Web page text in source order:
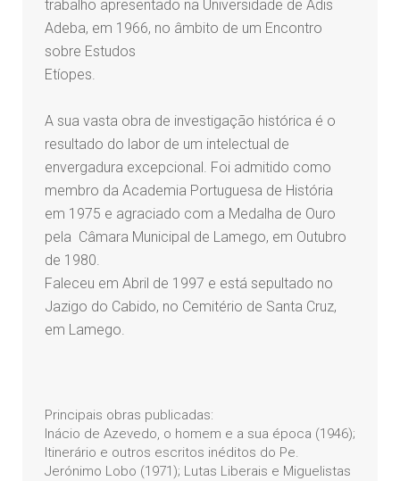
trabalho apresentado na Universidade de Adis
Adeba, em 1966, no âmbito de um Encontro
sobre Estudos
Etíopes.
A sua vasta obra de investigação histórica é o
resultado do labor de um intelectual de
envergadura excepcional. Foi admitido como
membro da Academia Portuguesa de História
em 1975 e agraciado com a Medalha de Ouro
pela Câmara Municipal de Lamego, em Outubro
de 1980.
Faleceu em Abril de 1997 e está sepultado no
Jazigo do Cabido, no Cemitério de Santa Cruz,
em Lamego.
Principais obras publicadas:
Inácio de Azevedo, o homem e a sua época (1946);
Itinerário e outros escritos inéditos do Pe.
Jerónimo Lobo (1971); Lutas Liberais e Miguelistas